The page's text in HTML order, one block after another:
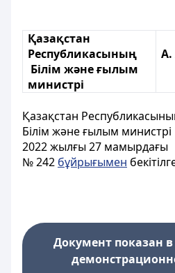
Қазақстан
Республикасының
Білім және ғылым
министрі
А.
Қазақстан
Білім және ғылым министрі
2022 жылғы 27 мамырдағы
№ 242 бұйрығымен
Документ показан